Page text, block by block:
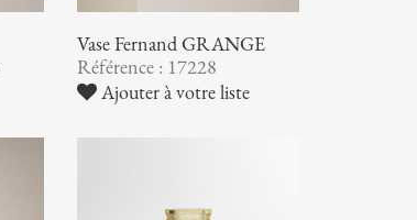
Vase Fernand GRANGE
Référence : 17228
Ajouter à votre liste